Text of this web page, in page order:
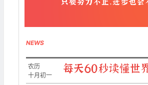
NEWS
农历
十月初一